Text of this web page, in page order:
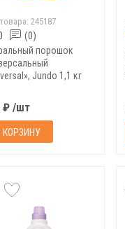
245187
(0)
порошок
Jundo 1,1 кг
₽ /шт
КОРЗИНУ